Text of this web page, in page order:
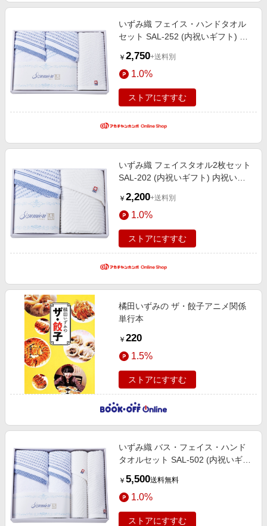
いずみ織 フェイス・ハンドタオル
セット SAL-252 (内祝いギフト) 内
オルギフト 今治タオル
￥ 2,750+送料別
1.0%
ストアにすすむ
いずみ織 フェイスタオル2枚セット
SAL-202 (内祝いギフト) 内祝い・
フト 今治タオル
￥ 2,200+送料別
1.0%
ストアにすすむ
橘田いずみの ザ・餃子アニメ関係
単行本
￥ 220
1.5%
ストアにすすむ
いずみ織 バス・フェイス・ハンド
タオルセット SAL-502 (内祝いギフ
フト 生活雑貨・タオルギフト 今治
タオル
￥ 5,500送料無料
1.0%
ストアにすすむ